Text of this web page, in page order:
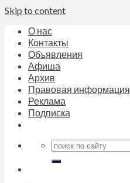
Skip to content
О нас
Контакты
Объявления
Афиша
Архив
Правовая информация
Реклама
Подписка